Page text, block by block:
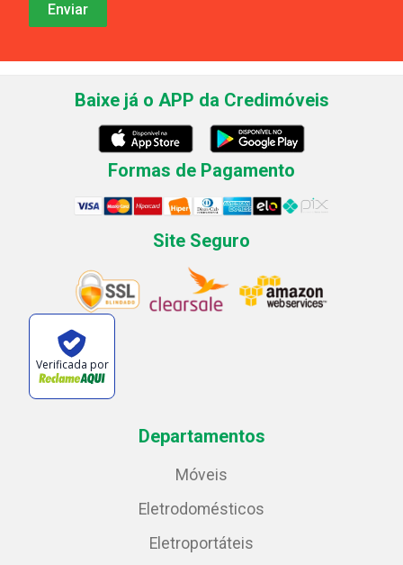
Baixe já o APP da Credimóveis
Formas de Pagamento
Site Seguro
Verificada por
Departamentos
Móveis
Eletrodomésticos
Eletroportáteis